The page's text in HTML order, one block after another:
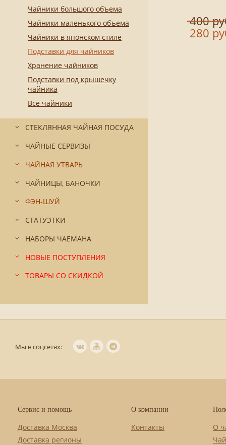
Чайники большого объема
Чайники маленького объема
Чайники в японском стиле
Подставки для чайников
Хранение чайников
Подставки под крышечку
чайника
Все чайники
СТЕКЛЯННАЯ ЧАЙНАЯ ПОСУДА
ЧАЙНЫЕ СЕРВИЗЫ
ЧАЙНАЯ УТВАРЬ
ЧАЙНИЦЫ, БАНОЧКИ
ФЭН-ШУЙ
СТАТУЭТКИ
НАБОРЫ ЧАЕМАНА
НОВЫЕ ПОСТУПЛЕНИЯ
ТОВАРЫ СО СКИДКОЙ
400
280
Мы в соцсетях:
Сервис и помощь
Доставка Москва
Доставка регионы
О компании
Контакты
О